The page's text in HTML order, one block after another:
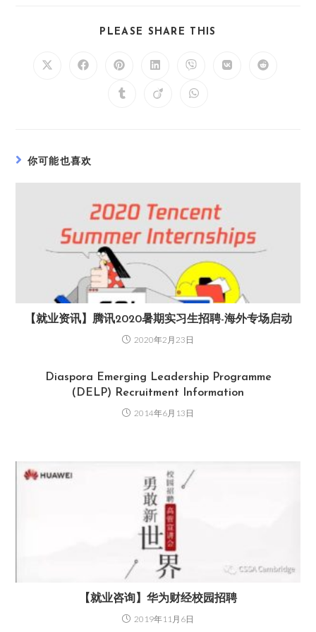
PLEASE SHARE THIS
你可能也喜欢
【就业资讯】腾讯2020暑期实习生招聘-海外专场启动
2020年2月23日
Diaspora Emerging Leadership Programme
(DELP) Recruitment Information
2014年6月13日
【就业咨询】华为财经校园招聘
2019年11月6日